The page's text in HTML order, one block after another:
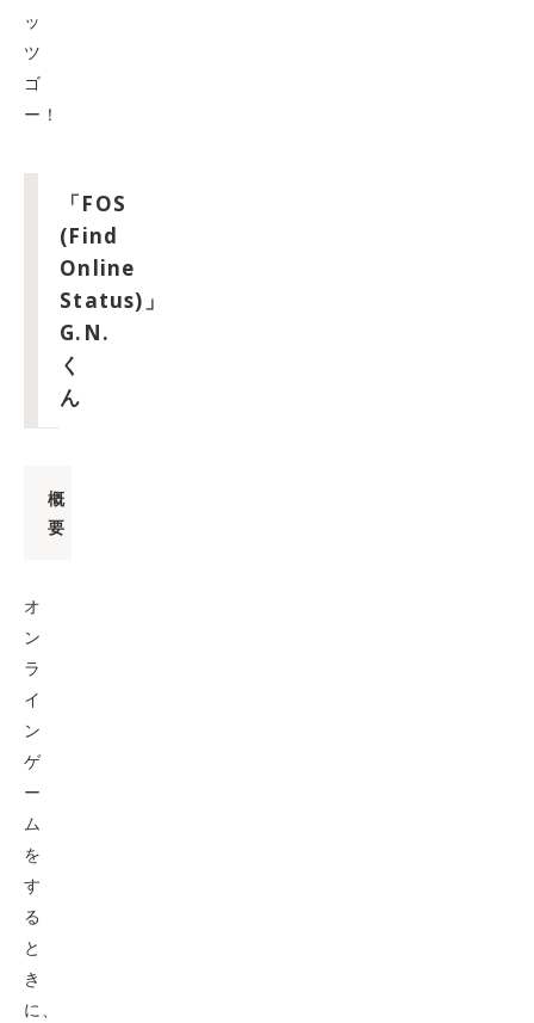
ッ
ツ
ゴ
ー！
「FOS
(Find
Online
Status)」
G.N.
く
ん
概
要
オ
ン
ラ
イ
ン
ゲ
ー
ム
を
す
る
と
き
に、